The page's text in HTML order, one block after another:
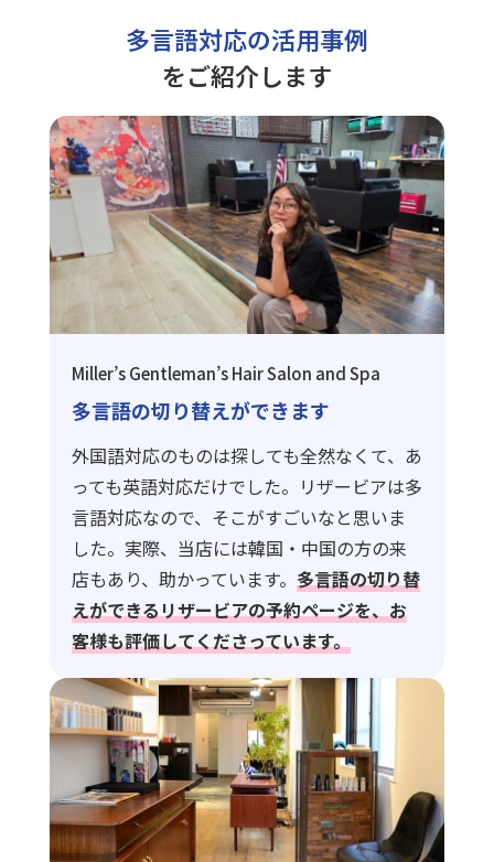
多言語対応の活用事例
をご紹介します
Miller’s Gentleman’s Hair Salon and Spa
多言語の切り替えができます
外国語対応のものは探しても全然なくて、あ
っても英語対応だけでした。リザービアは多
言語対応なので、そこがすごいなと思いま
した。実際、当店には韓国・中国の方の来
店もあり、助かっています。 多言語の切り替
えができるリザービアの予約ページを、お
客様も評価してくださっています。